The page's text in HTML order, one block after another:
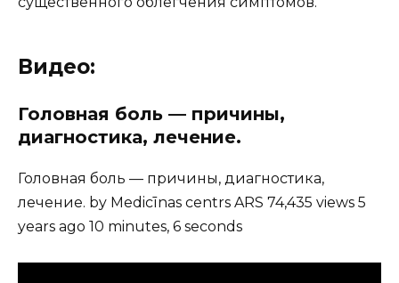
Видео:
Головная боль — причины,
диагностика, лечение.
Головная боль — причины, диагностика,
лечение. by Medicīnas centrs ARS 74,435 views 5
years ago 10 minutes, 6 seconds